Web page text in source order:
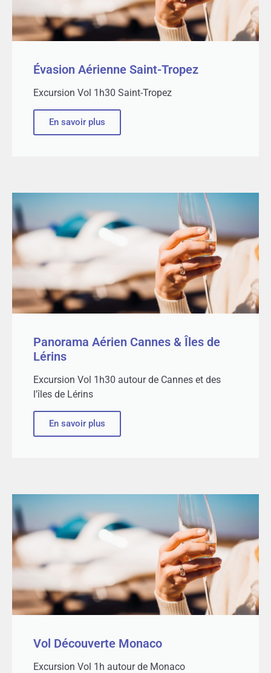
Évasion Aérienne Saint-Tropez
Excursion Vol 1h30 Saint-Tropez
En savoir plus
Panorama Aérien Cannes & Îles de
Lérins
Excursion Vol 1h30 autour de Cannes et des
l'îles de Lérins
En savoir plus
Vol Découverte Monaco
Excursion Vol 1h autour de Monaco